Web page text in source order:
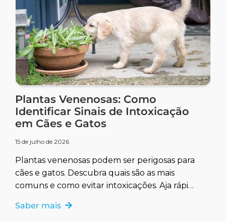
Plantas Venenosas: Como
Identificar Sinais de Intoxicação
em Cães e Gatos
15 de julho de 2026
Plantas venenosas podem ser perigosas para
cães e gatos. Descubra quais são as mais
comuns e como evitar intoxicações. Aja rápido
Saber mais